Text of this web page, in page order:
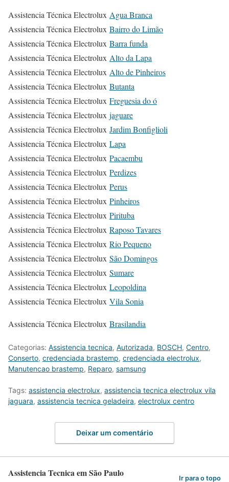
Assistencia Técnica Electrolux Agua Branca
Assistencia Técnica Electrolux Bairro do Limão
Assistencia Técnica Electrolux Barra funda
Assistencia Técnica Electrolux Alto da Lapa
Assistencia Técnica Electrolux Alto de Pinheiros
Assistencia Técnica Electrolux Butanta
Assistencia Técnica Electrolux Freguesia do ó
Assistencia Técnica Electrolux jaguare
Assistencia Técnica Electrolux Jardim Bonfiglioli
Assistencia Técnica Electrolux Lapa
Assistencia Técnica Electrolux Pacaembu
Assistencia Técnica Electrolux Perdizes
Assistencia Técnica Electrolux Perus
Assistencia Técnica Electrolux Pinheiros
Assistencia Técnica Electrolux Pirituba
Assistencia Técnica Electrolux Raposo Tavares
Assistencia Técnica Electrolux Rio Pequeno
Assistencia Técnica Electrolux São Domingos
Assistencia Técnica Electrolux Sumare
Assistencia Técnica Electrolux Leopoldina
Assistencia Técnica Electrolux Vila Sonia
Assistencia Técnica Electrolux Brasilandia
Categorias: Assistencia tecnica, Autorizada, BOSCH, Centro,
Conserto, credenciada brastemp, credenciada electrolux,
Manutencao brastemp, Reparo, samsung
Tags: assistencia electrolux, assistencia tecnica electrolux vila
jaguara, assistencia tecnica geladeira, electrolux centro
Deixar um comentário
Assistencia Tecnica em São Paulo Ir para o topo